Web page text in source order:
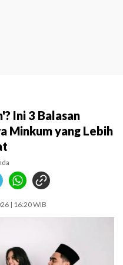
Ini 3 Balasan
Minkum yang Lebih
| 16:20 WIB